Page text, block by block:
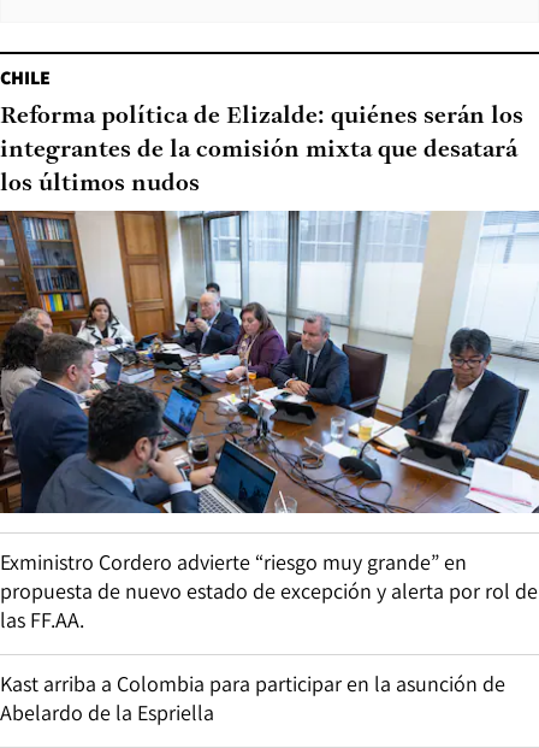
CHILE
Reforma política de Elizalde: quiénes serán los
integrantes de la comisión mixta que desatará
los últimos nudos
Exministro Cordero advierte “riesgo muy grande” en
propuesta de nuevo estado de excepción y alerta por rol de
las FF.AA.
Kast arriba a Colombia para participar en la asunción de
Abelardo de la Espriella